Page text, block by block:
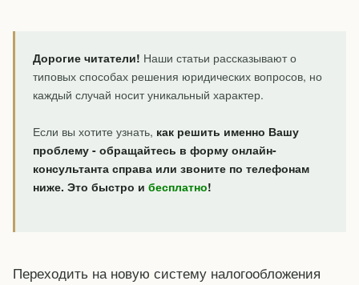
Дорогие читатели! Наши статьи рассказывают о
типовых способах решения юридических вопросов, но
каждый случай носит уникальный характер.
Если вы хотите узнать, как решить именно Вашу
проблему - обращайтесь в форму онлайн-
консультанта справа или звоните по телефонам
ниже. Это быстро и бесплатно!
Переходить на новую систему налогообложения